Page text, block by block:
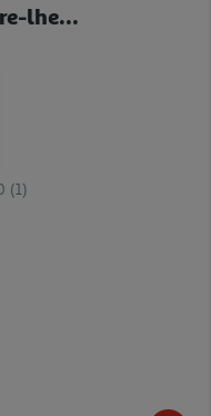
lhe...
(1)